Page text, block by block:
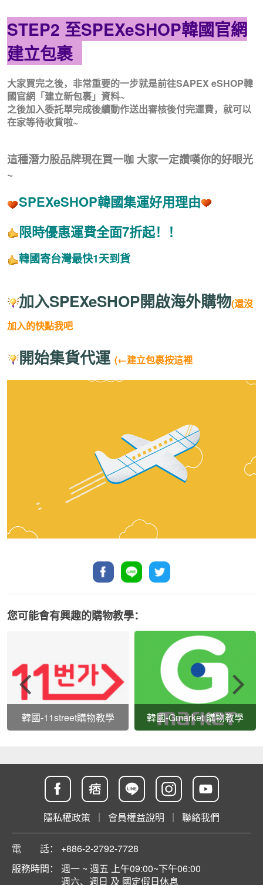
STEP2 至SPEXeSHOP韓國官網
建立包裹
大家買完之後，非常重要的一步就是前往SAPEX eSHOP韓
國官網「建立新包裹」資料~
之後加入委託單完成後續動作送出審核後付完運費，就可以
在家等待收貨啦~
這種潛力股品牌現在買一咖 大家一定讚嘆你的好眼光
~
SPEXeSHOP韓國集運好用理由
限時優惠運費全面7折起！！
韓國寄台灣最快1天到貨
加入SPEXeSHOP開啟海外購物(還沒
加入的快點我吧
開始集貨代運 (←建立包裹按這裡
您可能會有興趣的購物教學：
韓國-11street購物教學 韓國-Gmarket 購物教學
隱私權政策 ｜ 會員權益說明 ｜ 聯絡我們
電 話：
+886-2-2792-7728
服務時間：
週一 ~ 週五 上午09:00~下午06:00
週六、週日 及 國定假日休息